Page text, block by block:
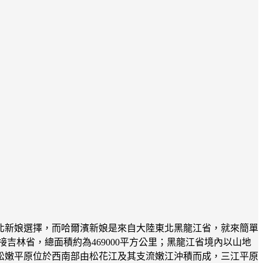
娘選擇，而哈爾濱新娘是來自大陸東北黑龍江省，就來簡單
林省，總面積約為469000平方公里；黑龍江省境內以山地
平原位於西南部由松花江及其支流嫩江沖積而成，三江平原